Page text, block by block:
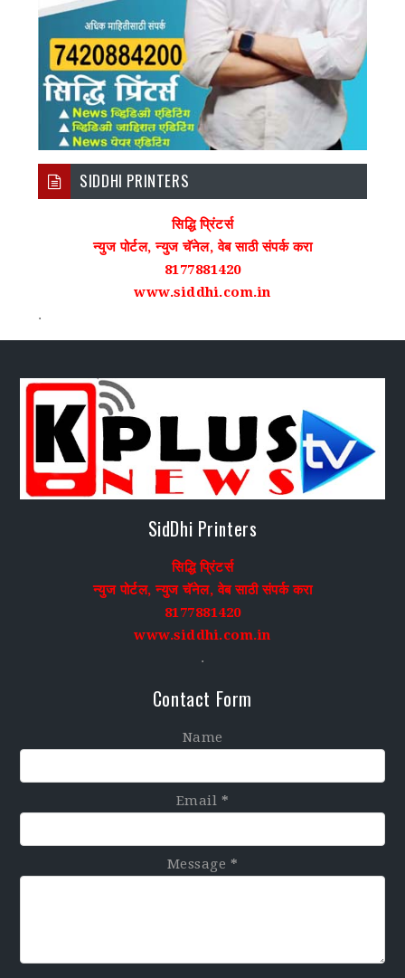
SIDDHI PRINTERS
सिद्धि प्रिंटर्स
न्युज पोर्टल, न्युज चॅनेल, वेब साठी संपर्क करा
8177881420
www.siddhi.com.in
.
SidDhi Printers
सिद्धि प्रिंटर्स
न्युज पोर्टल, न्युज चॅनेल, वेब साठी संपर्क करा
8177881420
www.siddhi.com.in
.
Contact Form
Name
Email *
Message *